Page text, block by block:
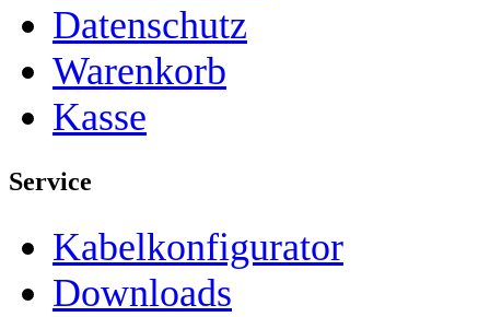
Datenschutz
Warenkorb
Kasse
Service
Kabelkonfigurator
Downloads